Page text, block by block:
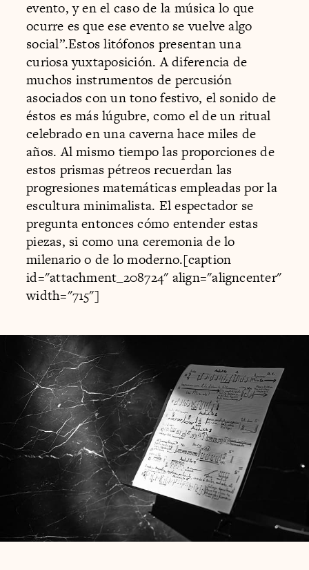
evento, y en el caso de la música lo que
ocurre es que ese evento se vuelve algo
social”.Estos litófonos presentan una
curiosa yuxtaposición. A diferencia de
muchos instrumentos de percusión
asociados con un tono festivo, el sonido de
éstos es más lúgubre, como el de un ritual
celebrado en una caverna hace miles de
años. Al mismo tiempo las proporciones de
estos prismas pétreos recuerdan las
progresiones matemáticas empleadas por la
escultura minimalista. El espectador se
pregunta entonces cómo entender estas
piezas, si como una ceremonia de lo
milenario o de lo moderno.[caption
id="attachment_208724" align="aligncenter"
width="715"]